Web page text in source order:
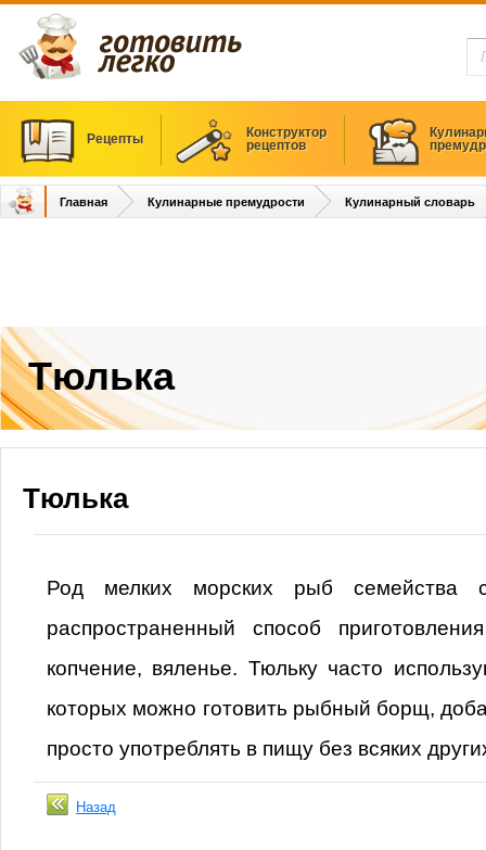
Рецепты
Конструктор
рецептов
Главная Кулинарные премудрости Кулинарный словарь
Тюлька
Тюлька
Род мелких морских рыб семейства
распространенный способ
копчение, вяленье. Тюльку часто
которых можно готовить рыбный борщ,
просто употреблять в пищу без всяких
Назад